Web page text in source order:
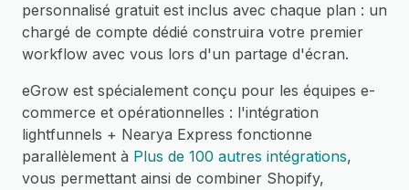
personnalisé gratuit est inclus avec chaque plan : un
chargé de compte dédié construira votre premier
workflow avec vous lors d'un partage d'écran.
eGrow est spécialement conçu pour les équipes e-
commerce et opérationnelles : l'intégration
lightfunnels + Nearya Express fonctionne
parallèlement à Plus de 100 autres intégrations,
vous permettant ainsi de combiner Shopify,